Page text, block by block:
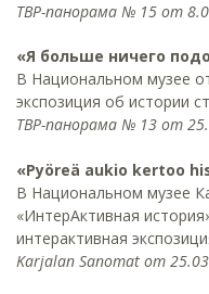
ТВР-панорама № 15 от
«Я больше ничего
В Национальном музее
экспозиция об истории
ТВР-панорама № 13 от
«Pyöreä aukio kertoo
В Национальном музее
«ИнтерАктивная
интерактивная
Karjalan Sanomat от